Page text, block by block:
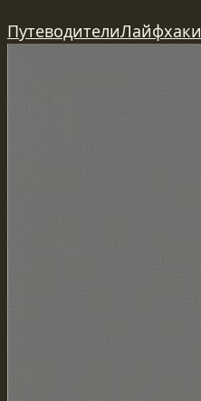
к
Путеводители